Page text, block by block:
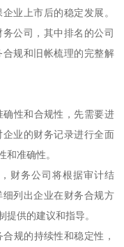
业上市后的稳定发展。
公司，其中排名的公司
规和旧帐梳理的完整解
性和合规性，先需要进
业的财务记录进行全面
和准确性。
财务公司将根据审计结
列出企业在财务合规方
供的建议和指导。
规的持续性和稳定性，